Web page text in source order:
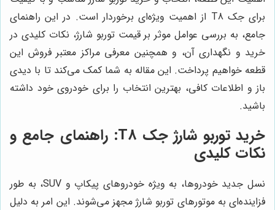
برای جک T8 از اهمیت ویژه‌ای برخوردار است. در این راهنمای
جامع، به بررسی عوامل موثر بر قیمت توربو شارژ، نکات کلیدی در
خرید و نگهداری آن، و همچنین معرفی مراکز معتبر فروش این
قطعه خواهیم پرداخت. این مقاله به شما کمک می‌کند تا با دیدی
باز و اطلاعات کافی، بهترین انتخاب را برای خودروی خود داشته
باشید.
خرید توربو شارژ جک T8: راهنمای جامع و
نکات کلیدی
نسل جدید خودروها، به ویژه خودروهای پیکاپ و SUV، به طور
فزاینده‌ای به موتورهای توربو شارژ مجهز می‌شوند. این امر به دلیل